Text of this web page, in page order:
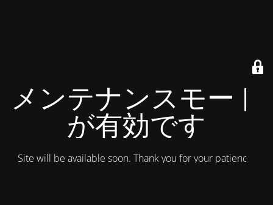
メンテナンスモード
が有効です
Site will be available soon. Thank you for your patience!